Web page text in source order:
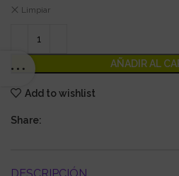
Limpiar
AÑADIR AL
Add to wishlist
Share: